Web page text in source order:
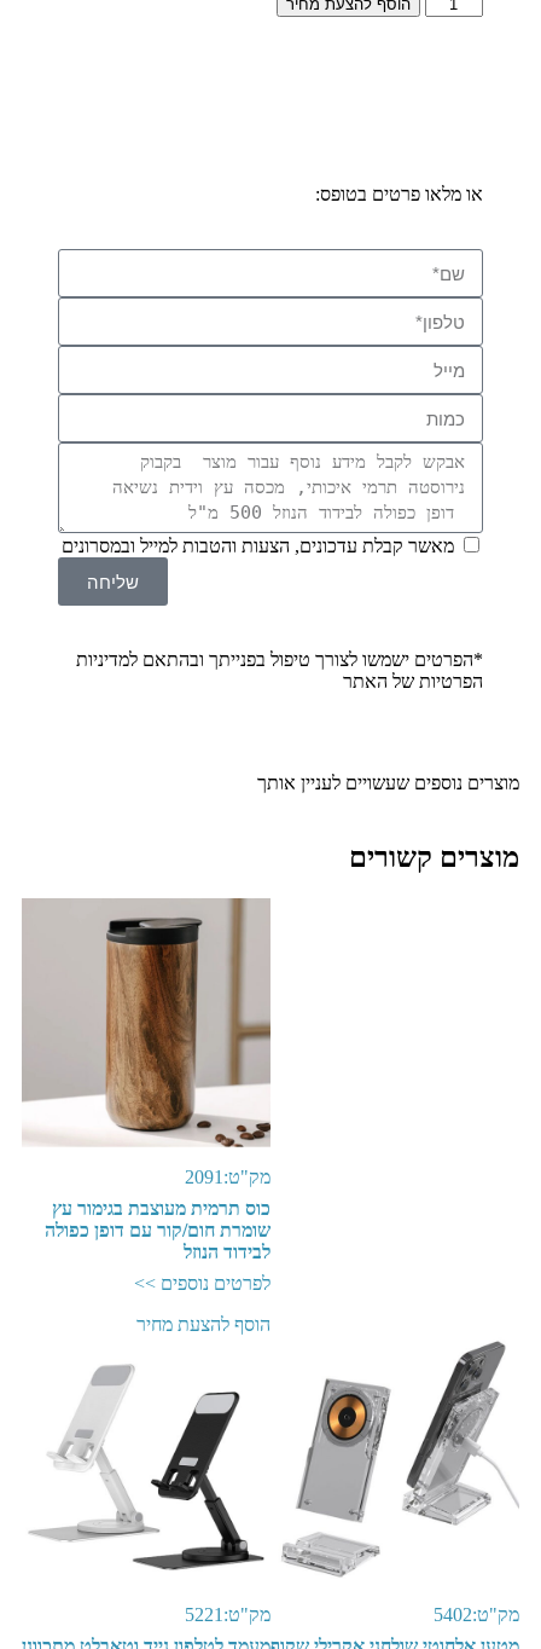
הוסף להצעת מחיר
או מלאו פרטים בטופס:
מאשר קבלת עדכונים, הצעות והטבות למייל ובמסרונים
שליחה
*הפרטים ישמשו לצורך טיפול בפנייתך ובהתאם למדיניות
הפרטיות של האתר
מוצרים נוספים שעשויים לעניין אותך
מוצרים קשורים
מק"ט:2091
כוס תרמית מעוצבת בגימור עץ
שומרת חום/קור עם דופן כפולה
לבידוד הנוזל
לפרטים נוספים >>
הוסף להצעת מחיר
מק"ט:5402
מק"ט:5221